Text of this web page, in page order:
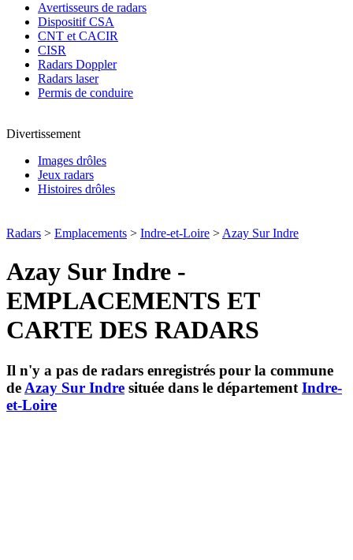
Avertisseurs de radars
Dispositif CSA
CNT et CACIR
CISR
Radars Doppler
Radars laser
Permis de conduire
Divertissement
Images drôles
Jeux radars
Histoires drôles
Radars > Emplacements > Indre-et-Loire > Azay Sur Indre
Azay Sur Indre -
EMPLACEMENTS ET
CARTE DES RADARS
Il n'y a pas de radars enregistrés pour la commune
de Azay Sur Indre située dans le département Indre-
et-Loire